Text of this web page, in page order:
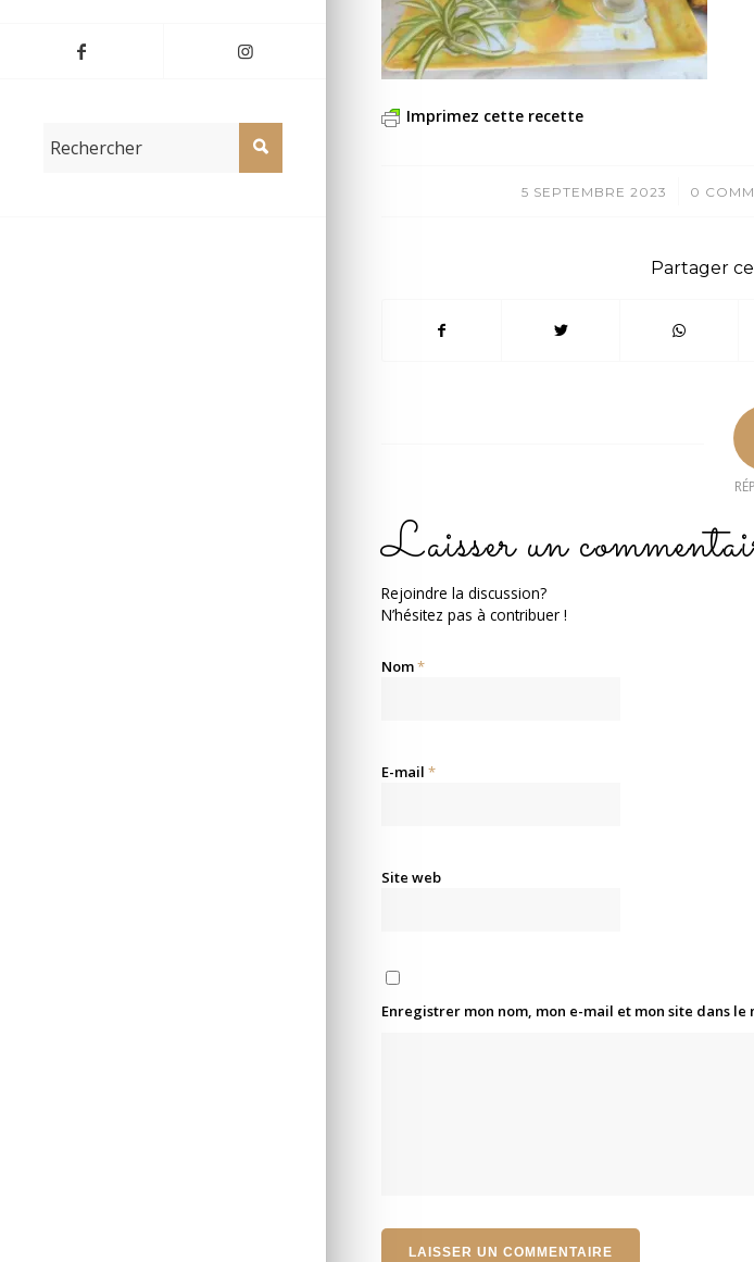
Imprimez cette recette
5 SEPTEMBRE 2023
/ 0
Partager
Laisser un
Rejoindre la discussion?
N’hésitez pas à contribuer !
Nom*
E-mail *
Site web
Enregistrer mon nom, mon e-mail et mon site dans